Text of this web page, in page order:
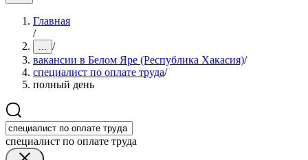
Главная
/
... /
вакансии в Белом Яре (Республика Хакасия)/
специалист по оплате труда/
полный день
специалист по оплате труда